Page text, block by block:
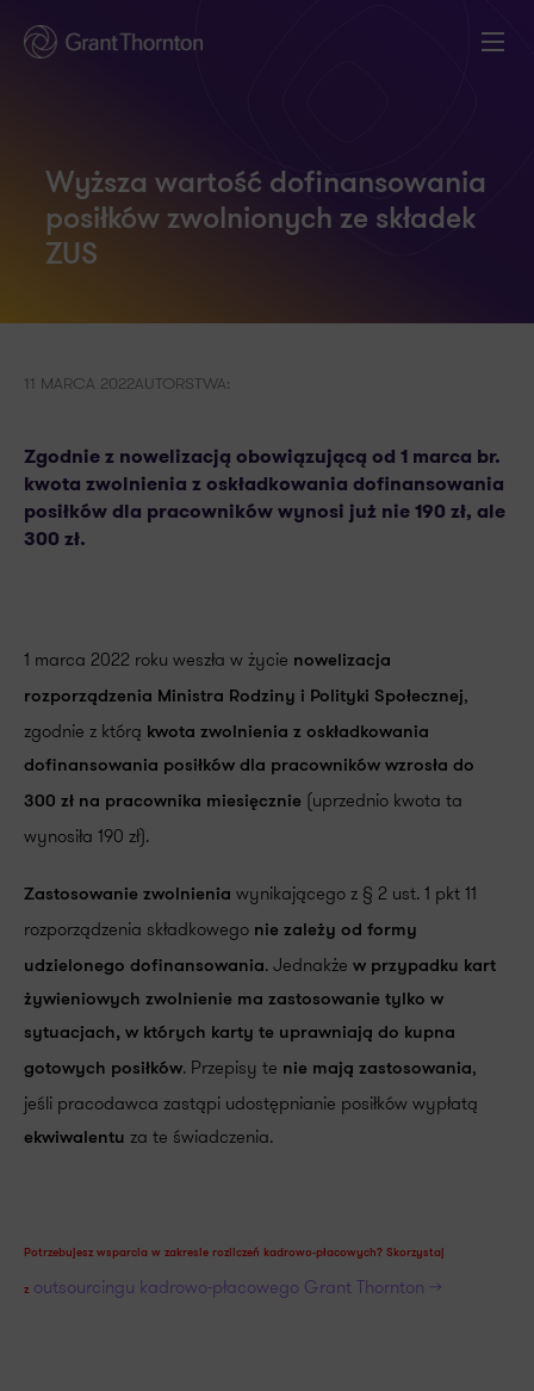
Wyższa wartość dofinansowania
posiłków zwolnionych ze składek
ZUS
11 MARCA 2022AUTORSTWA:
Zgodnie z nowelizacją obowiązującą od 1 marca br.
kwota zwolnienia z oskładkowania dofinansowania
posiłków dla pracowników wynosi już nie 190 zł, ale
300 zł.
1 marca 2022 roku weszła w życie nowelizacja
rozporządzenia Ministra Rodziny i Polityki Społecznej,
zgodnie z którą kwota zwolnienia z oskładkowania
dofinansowania posiłków dla pracowników wzrosła do
300 zł na pracownika miesięcznie (uprzednio kwota ta
wynosiła 190 zł).
Zastosowanie zwolnienia wynikającego z § 2 ust. 1 pkt 11
rozporządzenia składkowego nie zależy od formy
udzielonego dofinansowania. Jednakże w przypadku kart
żywieniowych zwolnienie ma zastosowanie tylko w
sytuacjach, w których karty te uprawniają do kupna
gotowych posiłków. Przepisy te nie mają zastosowania,
jeśli pracodawca zastąpi udostępnianie posiłków wypłatą
ekwiwalentu za te świadczenia.
Potrzebujesz wsparcia w zakresie rozliczeń kadrowo-płacowych? Skorzystaj
z outsourcingu kadrowo-płacowego Grant Thornton >>